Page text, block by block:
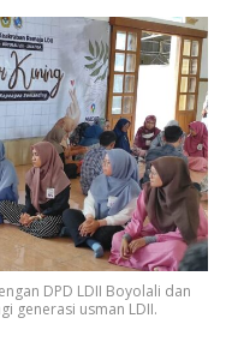
DPD LDII Boyolali dan
generasi usman LDII.